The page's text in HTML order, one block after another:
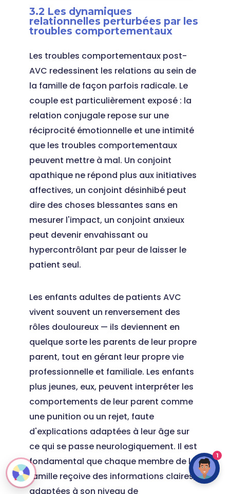
3.2 Les dynamiques
relationnelles perturbées par les
troubles comportementaux
Les troubles comportementaux post-
AVC redessinent les relations au sein de
la famille de façon parfois radicale. Le
couple est particulièrement exposé : la
relation conjugale repose sur une
réciprocité émotionnelle et une intimité
que les troubles comportementaux
peuvent mettre à mal. Un conjoint
apathique ne répond plus aux initiatives
affectives, un conjoint désinhibé peut
dire des choses blessantes sans en
mesurer l'impact, un conjoint anxieux
peut devenir envahissant ou
hypercontrôlant par peur de laisser le
patient seul.
Les enfants adultes de patients AVC
vivent souvent un renversement des
rôles douloureux — ils deviennent en
quelque sorte les parents de leur propre
parent, tout en gérant leur propre vie
professionnelle et familiale. Les enfants
plus jeunes, eux, peuvent interpréter les
comportements de leur parent comme
une punition ou un rejet, faute
d'explications adaptées à leur âge sur
ce qui se passe neurologiquement. Il est
fondamental que chaque membre de la
famille reçoive des informations claires,
adaptées à son niveau de
1